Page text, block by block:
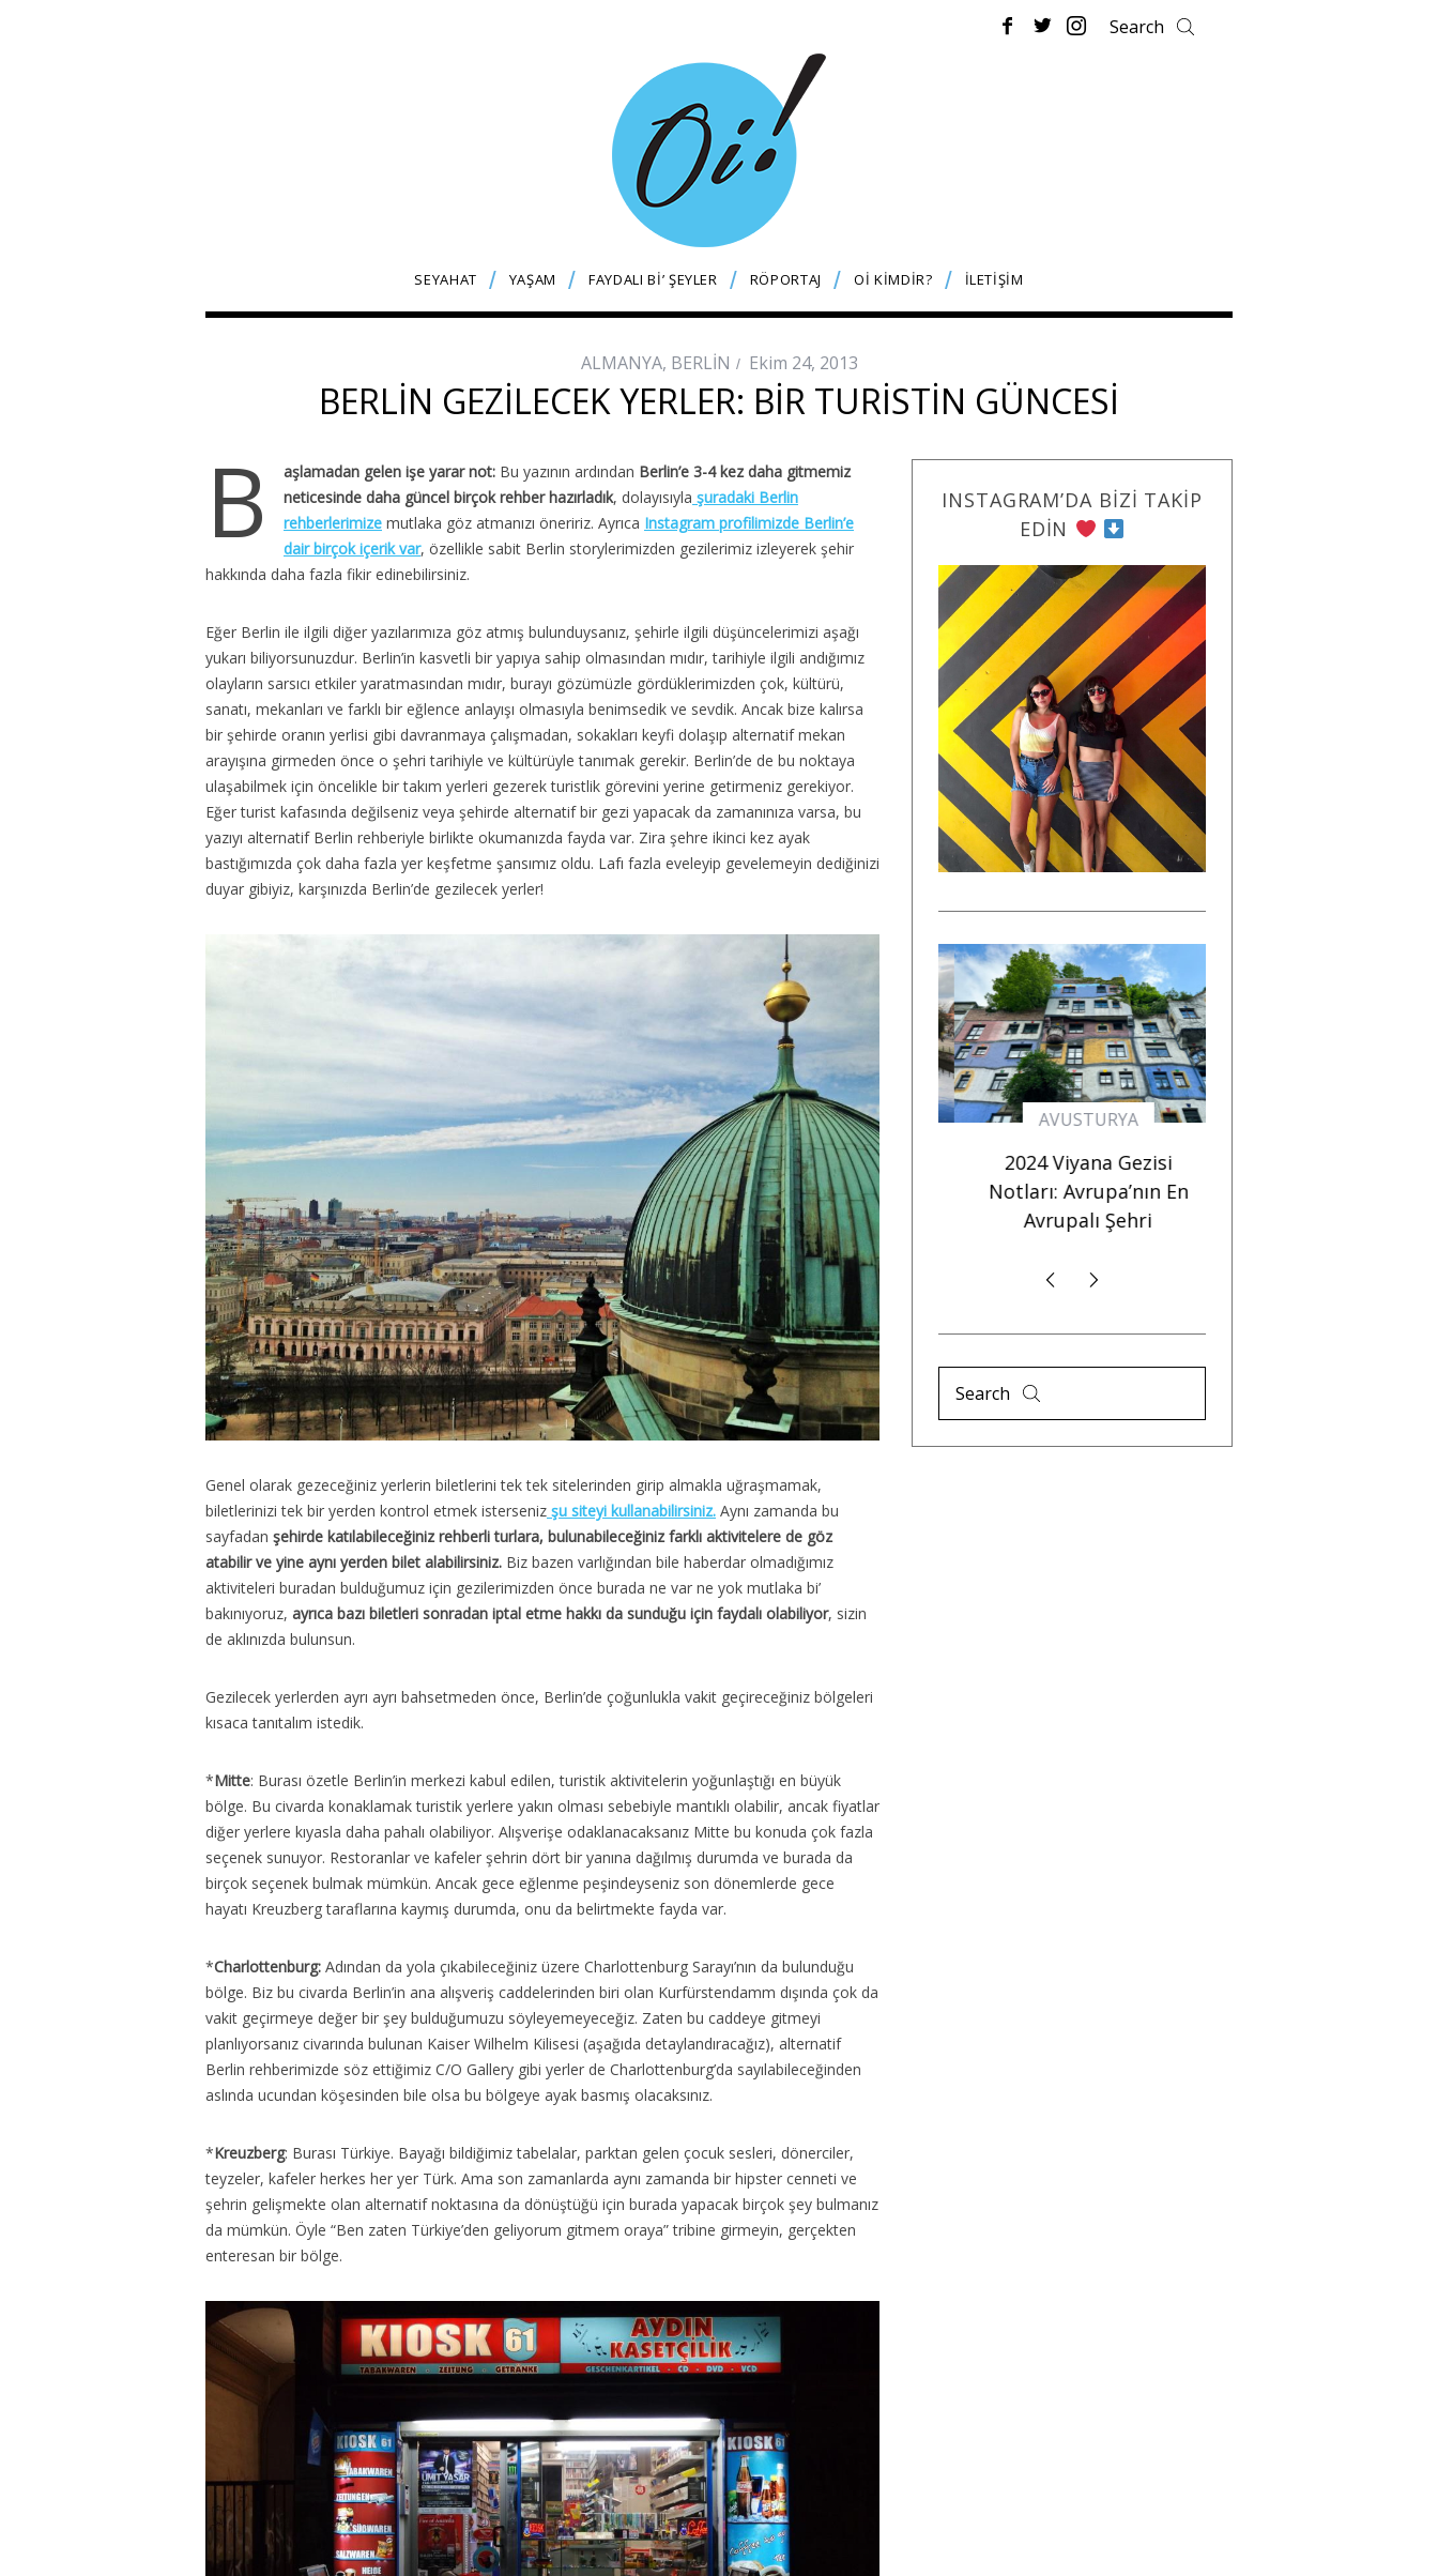
SEYAHAT YAŞAM FAYDALI Bİ’ ŞEYLER RÖPORTAJ Oİ KİMDİR? İLETİŞİM
ALMANYA, BERLİN Ekim 24, 2013
BERLIN GEZILECEK YERLER: BIR TURISTIN GÜNCESI
B aşlamadan gelen işe yarar not: Bu yazının ardından Berlin’e 3-4 kez daha gitmemiz
neticesinde daha güncel birçok rehber hazırladık, dolayısıyla şuradaki Berlin
rehberlerimize mutlaka göz atmanızı öneririz. Ayrıca Instagram profilimizde Berlin’e
dair birçok içerik var, özellikle sabit Berlin storylerimizden gezilerimiz izleyerek şehir
hakkında daha fazla fikir edinebilirsiniz.
Eğer Berlin ile ilgili diğer yazılarımıza göz atmış bulunduysanız, şehirle ilgili düşüncelerimizi aşağı
yukarı biliyorsunuzdur. Berlin’in kasvetli bir yapıya sahip olmasından mıdır, tarihiyle ilgili andığımız
olayların sarsıcı etkiler yaratmasından mıdır, burayı gözümüzle gördüklerimizden çok, kültürü,
sanatı, mekanları ve farklı bir eğlence anlayışı olmasıyla benimsedik ve sevdik. Ancak bize kalırsa
bir şehirde oranın yerlisi gibi davranmaya çalışmadan, sokakları keyfi dolaşıp alternatif mekan
arayışına girmeden önce o şehri tarihiyle ve kültürüyle tanımak gerekir. Berlin’de de bu noktaya
ulaşabilmek için öncelikle bir takım yerleri gezerek turistlik görevini yerine getirmeniz gerekiyor.
Eğer turist kafasında değilseniz veya şehirde alternatif bir gezi yapacak da zamanınıza varsa, bu
yazıyı alternatif Berlin rehberiyle birlikte okumanızda fayda var. Zira şehre ikinci kez ayak
bastığımızda çok daha fazla yer keşfetme şansımız oldu. Lafı fazla eveleyip gevelemeyin dediğinizi
duyar gibiyiz, karşınızda Berlin’de gezilecek yerler!
Genel olarak gezeceğiniz yerlerin biletlerini tek tek sitelerinden girip almakla uğraşmamak,
biletlerinizi tek bir yerden kontrol etmek isterseniz şu siteyi kullanabilirsiniz. Aynı zamanda bu
sayfadan şehirde katılabileceğiniz rehberli turlara, bulunabileceğiniz farklı aktivitelere de göz
atabilir ve yine aynı yerden bilet alabilirsiniz. Biz bazen varlığından bile haberdar olmadığımız
aktiviteleri buradan bulduğumuz için gezilerimizden önce burada ne var ne yok mutlaka bi’
bakınıyoruz, ayrıca bazı biletleri sonradan iptal etme hakkı da sunduğu için faydalı olabiliyor, sizin
de aklınızda bulunsun.
Gezilecek yerlerden ayrı ayrı bahsetmeden önce, Berlin’de çoğunlukla vakit geçireceğiniz bölgeleri
kısaca tanıtalım istedik.
*Mitte: Burası özetle Berlin’in merkezi kabul edilen, turistik aktivitelerin yoğunlaştığı en büyük
bölge. Bu civarda konaklamak turistik yerlere yakın olması sebebiyle mantıklı olabilir, ancak fiyatlar
diğer yerlere kıyasla daha pahalı olabiliyor. Alışverişe odaklanacaksanız Mitte bu konuda çok fazla
seçenek sunuyor. Restoranlar ve kafeler şehrin dört bir yanına dağılmış durumda ve burada da
birçok seçenek bulmak mümkün. Ancak gece eğlenme peşindeyseniz son dönemlerde gece
hayatı Kreuzberg taraflarına kaymış durumda, onu da belirtmekte fayda var.
*Charlottenburg: Adından da yola çıkabileceğiniz üzere Charlottenburg Sarayı’nın da bulunduğu
bölge. Biz bu civarda Berlin’in ana alışveriş caddelerinden biri olan Kurfürstendamm dışında çok da
vakit geçirmeye değer bir şey bulduğumuzu söyleyemeyeceğiz. Zaten bu caddeye gitmeyi
planlıyorsanız civarında bulunan Kaiser Wilhelm Kilisesi (aşağıda detaylandıracağız), alternatif
Berlin rehberimizde söz ettiğimiz C/O Gallery gibi yerler de Charlottenburg’da sayılabileceğinden
aslında ucundan köşesinden bile olsa bu bölgeye ayak basmış olacaksınız.
*Kreuzberg: Burası Türkiye. Bayağı bildiğimiz tabelalar, parktan gelen çocuk sesleri, dönerciler,
teyzeler, kafeler herkes her yer Türk. Ama son zamanlarda aynı zamanda bir hipster cenneti ve
şehrin gelişmekte olan alternatif noktasına da dönüştüğü için burada yapacak birçok şey bulmanız
da mümkün. Öyle “Ben zaten Türkiye’den geliyorum gitmem oraya” tribine girmeyin, gerçekten
enteresan bir bölge.
INSTAGRAM’DA BIZI TAKIP
EDIN
AVUSTURYA
2024 Viyana Gezisi
Notları: Avrupa’nın En
Avrupalı Şehri
FRANSA
Strazburg Gezi Rehberi:
Avrupa’da Noel Pazarı
Denilince Akla Gelen “O”
Şehir
AVUSTURYA
2024 Viyana Gezisi
Notları: Avrupa’nın En
Avrupalı Şehri